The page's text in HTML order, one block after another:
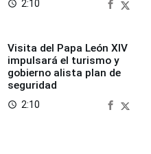
access_time 2:10
Visita del Papa León XIV
impulsará el turismo y
gobierno alista plan de
seguridad
access_time 2:10